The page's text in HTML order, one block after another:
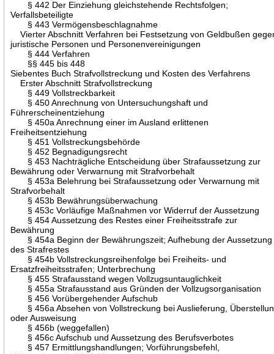
§ 442 Der Einziehung gleichstehende Rechtsfolgen;
Verfallsbeteiligte
§ 443 Vermögensbeschlagnahme
Vierter Abschnitt Verfahren bei Festsetzung von Geldbußen
juristische Personen und Personenvereinigungen
§ 444 Verfahren
§§ 445 bis 448
Siebentes Buch Strafvollstreckung und Kosten des Verfahrens
Erster Abschnitt Strafvollstreckung
§ 449 Vollstreckbarkeit
§ 450 Anrechnung von Untersuchungshaft und
Führerscheinentziehung
§ 450a Anrechnung einer im Ausland erlittenen
Freiheitsentziehung
§ 451 Vollstreckungsbehörde
§ 452 Begnadigungsrecht
§ 453 Nachträgliche Entscheidung über Strafaussetzung zur
Bewährung oder Verwarnung mit Strafvorbehalt
§ 453a Belehrung bei Strafaussetzung oder Verwarnung mit
Strafvorbehalt
§ 453b Bewährungsüberwachung
§ 453c Vorläufige Maßnahmen vor Widerruf der Aussetzung
§ 454 Aussetzung des Restes einer Freiheitsstrafe zur
Bewährung
§ 454a Beginn der Bewährungszeit; Aufhebung der Aussetzung
des Strafrestes
§ 454b Vollstreckungsreihenfolge bei Freiheits- und
Ersatzfreiheitsstrafen; Unterbrechung
§ 455 Strafausstand wegen Vollzugsuntauglichkeit
§ 455a Strafausstand aus Gründen der Vollzugsorganisation
§ 456 Vorübergehender Aufschub
§ 456a Absehen von Vollstreckung bei Auslieferung,
oder Ausweisung
§ 456b (weggefallen)
§ 456c Aufschub und Aussetzung des Berufsverbotes
§ 457 Ermittlungshandlungen; Vorführungsbefehl,